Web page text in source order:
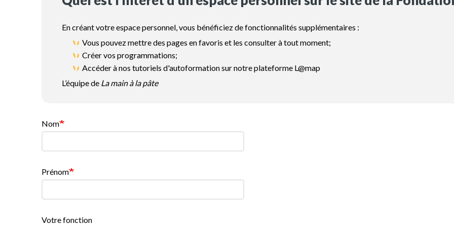
En créant votre espace personnel, vous bénéficiez de fonctionnalités supplémentaires :
Vous pouvez mettre des pages en favoris et les consulter à tout moment;
Créer vos programmations;
Accéder à nos tutoriels d'autoformation sur notre plateforme L@map
L’équipe de La main à la pâte
Nom
Prénom
Votre fonction